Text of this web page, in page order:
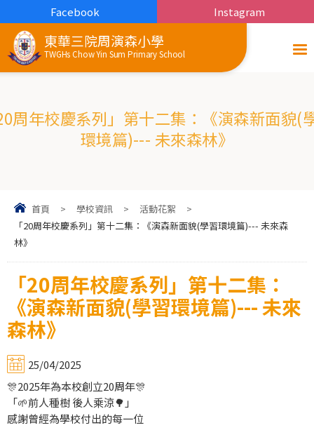
東華三院周演森小學
TWGHs Chow Yin Sum Primary School
Facebook Instagram
周年校慶系列」第十二集：《演森新面貌(
環境篇)--- 未來森林》
首頁 > 學校資訊 > 活動花絮
>
「20周年校慶系列」第十二集：《演森新面貌(學習環境篇)--- 未來森
林》
「20周年校慶系列」第十二集：
《演森新面貌(學習環境篇)--- 未來
森林》
25/04/2025
🎊2025年為本校創立20周年🎊
「🌱前人種樹 後人乘涼🌳」
感謝曾經為學校付出的每一位